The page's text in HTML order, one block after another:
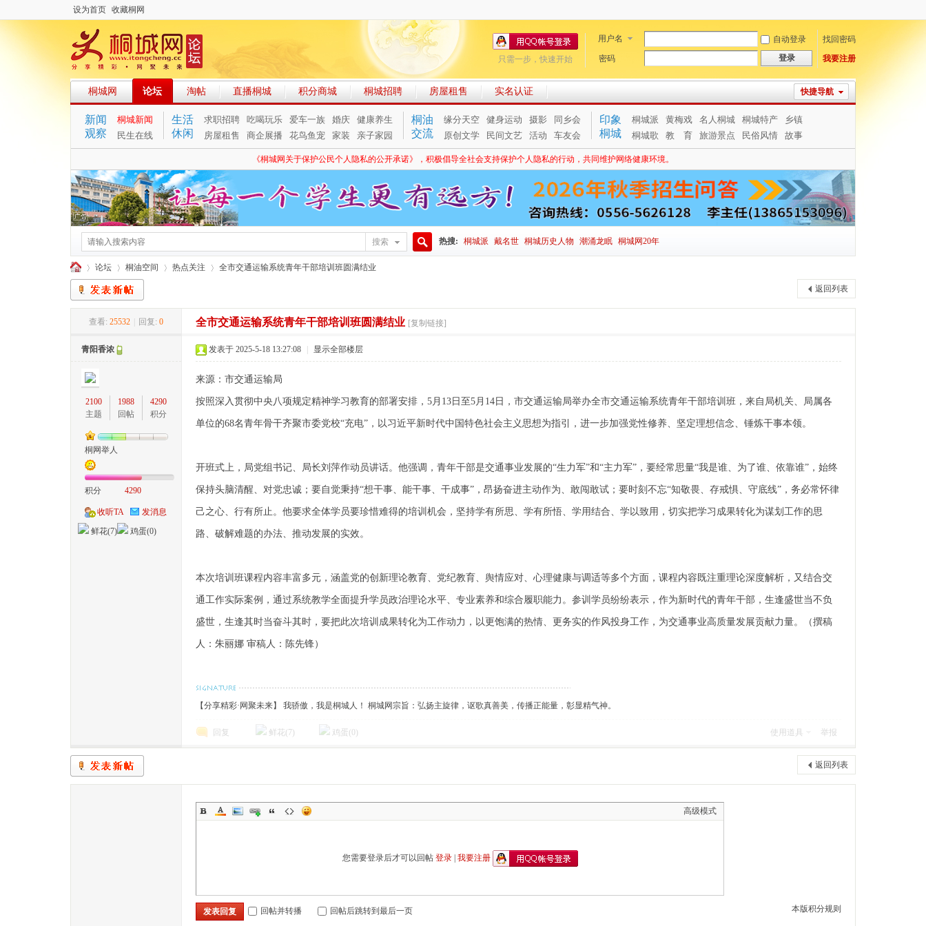
设为首页 收藏桐网
用户名 自动登录
找回密码
密码
登录 我要注册
只需一步，快速开始
快捷导航
桐城网 论坛 淘帖 直播桐城 积分商城 桐城招聘 房屋租售 实名认证
新闻
观察
桐城新闻
民生在线
生活
休闲
求职招聘 吃喝玩乐 爱车一族 婚庆
健康养生
房屋租售
商企展播 花鸟鱼宠 家装 亲子家园
桐油
交流
缘分天空 健身运动 摄影
同乡会
原创文学
民间文艺 活动 车友会
印象
桐城
桐城派 黄梅戏 名人桐城 桐城特产
乡镇
桐城歌
教 育 旅游景点 民俗风情 故事
《桐城网关于保护公民个人隐私的公开承诺》，积极倡导全社会支持保护个人隐私的行动，共同维护网络健康环境。
搜索
索
热搜: 桐城派 戴名世 桐城历史人物 潮涌龙眠 桐城网20年
论坛
›
桐油空间
›
热点关注
›
全市交通运输系统青年干部培训班圆满结业
返回列表
查看: 25532 回复: 0 全市交通运输系统青年干部培训班圆满结业 [复制链接]
青阳香浓
2100
主题
1988
回帖
4290
积分
桐网举人
积分 4290
收听TA
发消息
鲜花(7) 鸡蛋(0)
发表于 2025-5-18 13:27:08 显示全部楼层
来源：市交通运输局
按照深入贯彻中央八项规定精神学习教育的部署安排，5月13日至5月14日，市交通运输局举办全市交通运输系统青年干部培训班，来自局机关、局属各
单位的68名青年骨干齐聚市委党校“充电”，以习近平新时代中国特色社会主义思想为指引，进一步加强党性修养、坚定理想信念、锤炼干事本领。
开班式上，局党组书记、局长刘萍作动员讲话。他强调，青年干部是交通事业发展的“生力军”和“主力军”，要经常思量“我是谁、为了谁、依靠谁”，始终
保持头脑清醒、对党忠诚；要自觉秉持“想干事、能干事、干成事”，昂扬奋进主动作为、敢闯敢试；要时刻不忘“知敬畏、存戒惧、守底线”，务必常怀律
己之心、行有所止。他要求全体学员要珍惜难得的培训机会，坚持学有所思、学有所悟、学用结合、学以致用，切实把学习成果转化为谋划工作的思
路、破解难题的办法、推动发展的实效。
本次培训班课程内容丰富多元，涵盖党的创新理论教育、党纪教育、舆情应对、心理健康与调适等多个方面，课程内容既注重理论深度解析，又结合交
通工作实际案例，通过系统教学全面提升学员政治理论水平、专业素养和综合履职能力。参训学员纷纷表示，作为新时代的青年干部，生逢盛世当不负
盛世，生逢其时当奋斗其时，要把此次培训成果转化为工作动力，以更饱满的热情、更务实的作风投身工作，为交通事业高质量发展贡献力量。（撰稿
人：朱丽娜 审稿人：陈先锋）
【分享精彩·网聚未来】 我骄傲，我是桐城人！ 桐城网宗旨：弘扬主旋律，讴歌真善美，传播正能量，彰显精气神。
回复 鲜花( 7 ) 鸡蛋( 0 ) 使用道具 举报
返回列表
高级模式
您需要登录后才可以回帖 登录| 我要注册
本版积分规则
发表回复 回帖并转播 回帖后跳转到最后一页